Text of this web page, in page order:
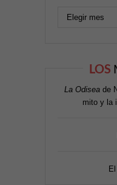
LOS
La Odisea de
mito y la